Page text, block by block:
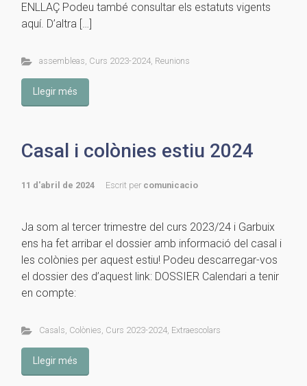
ENLLAÇ Podeu també consultar els estatuts vigents
aquí. D’altra […]
assembleas, Curs 2023-2024, Reunions
Llegir més
Casal i colònies estiu 2024
11 d'abril de 2024 Escrit per comunicacio
Ja som al tercer trimestre del curs 2023/24 i Garbuix
ens ha fet arribar el dossier amb informació del casal i
les colònies per aquest estiu! Podeu descarregar-vos
el dossier des d’aquest link: DOSSIER Calendari a tenir
en compte:
Casals, Colònies, Curs 2023-2024, Extraescolars
Llegir més